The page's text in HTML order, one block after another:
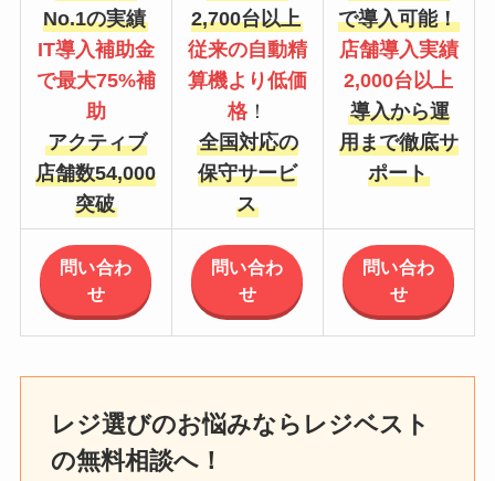
No.1の実績
IT導入補助金
で最大75%補
助
アクティブ
店舗数54,000
突破
2,700台以上
従来の自動精
算機より低価
格！
全国対応の
保守サービ
ス
で導入可能！
店舗導入実績
2,000台以上
導入から運
用まで徹底サ
ポート
問い合わ
せ
問い合わ
せ
問い合わ
せ
レジ選びのお悩みならレジベスト
の無料相談へ！